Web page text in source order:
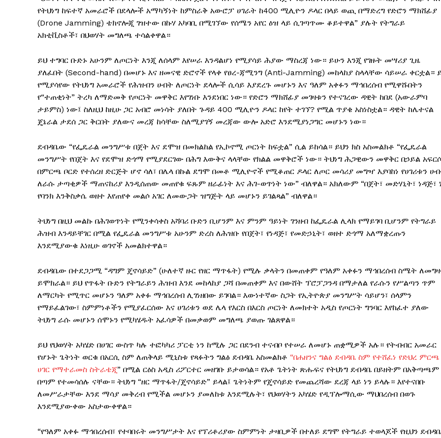
የትህነግ ከፍተኛ አመራሮች በደላሎች አማካኝነት ከምስራቅ አውሮፓ ሀገራት ከ400 ሚሊዮን ዶላር በላይ ወጪ በማድረግ የድሮን ማክሸፊያ
(Drone Jamming) ቴክኖሎጂ ገዝተው በኩሃ አካባቢ በሚገኘው የሰሜን አየር ዕዝ ላይ ሲገጣጥሙ ቆይተዋል” ያሉት የትግራይ
አክቲቪስቶች፣ በህወሃት መግለጫ ተሳልቀዋል።
ይህ ተግባር ቡድኑ አሁንም ለጦርነት እንጂ ለሰላም እየሠራ እንዳልሆነ የሚያሳይ ሕያው ማስረጃ ነው። ይሁን እንጂ የገዙት መሣሪያ ጊዜ
ያለፈበት (Second-hand) በመሆኑ እና ዘመናዊ ድሮኖች የላቀ የፀረ-ጃሚንግ (Anti-Jamming) መከላከያ ስላላቸው ሳይሠራ ቀርቷል።
የሚያሳየው የትህነግ አመራሮች የሕዝብን ሀብት ለጦርነት ደላሎች ሲሳይ እያደረጉ መሆኑን እና ዓለም አቀፉን ማኅበረሰብ የሚዋሹበትን
የ“ተጠቂነት” ትረካ ለማድመቅ የጦርነት መዋቅር እየገነቡ እንደነበር ነው። የድሮን ማክሸፊያ መገዛቱን የተናገረው ዳዊት ከበደ (አውራምባ
ታይምስ) ነው፤ ስለዚህ ከዚሁ ጋር አብሮ መነሳት ያለበት ጉዳይ 400 ሚሊዮን ዶላር ከየት ተገኘ? የሚል ጥያቄ አስነስቷል። ዳዊት ከሌተናል
ጄኔራል ታደሰ ጋር ቅርበት ያለውና መረጃ ከሳቸው ስለሚያገኝ መረጃው ውሎ አድሮ እንደሚያነጋግር መሆኑን ነው።
ደብዳቤው “የፌዴራል መንግሥቱ በጀት እና ደሞዝ በመክልከል የኢኮኖሚ ጦርነት ከፍቷል” ሲል ይከሳል። ይህን ክስ አስመልክቶ “የፌዴራል
መንግሥት የበጀት እና የደሞዝ ድጎማ የሚያደርገው በሕግ እውቅና ላላቸው የክልል መዋቅሮች ነው። ትህነግ ሕጋዊውን መዋቅር በኃይል
በምርጫ ቦርድ የተሰረዘ ድርጅት ሆኖ ሳለ፣ በሌላ በኩል ደግሞ በመቶ ሚሊዮኖች የሚቆጠር ዶላር ለጦር መሳሪያ መግዣ እያባከነ የሀገሪቱን
ለራሱ ታጣቂዎች ማጠናከሪያ እንዲሰጠው መጠየቁ ፍጹም ዘራፊነት እና ሕገ-ወጥነት ነው” ብለዋል። አክለውም “በጀት፣ መድሃኒት፣ ነዳጅ፣
የባንክ እንቅስቃሴ ወዘተ እየጠየቀ መልሶ አገር ለመውጋት ዝግጅት ላይ መሆኑን ይገልጻል” ብለዋል።
ትህነግ በዚህ መልኩ በሕገወጥነት የሚንቀሳቀስ አሻባሪ ቡድን ቢሆንም እና ምንም ዓይነት ገንዘብ ከፌዴራል ሊላክ የማይገባ ቢሆንም የትግራይ
ሕዝብ እንዳይቸገር በሚል የፌዴራል መንግሥቱ አሁንም ድረስ ለሕዝቡ የበጀት፣ የነዳጅ፣ የመድኃኒት፣ ወዘተ ድጎማ አለማቋረጡን
እንደሚያውቁ እነዚሁ ወገኖች አመልክተዋል።
ደብዳቤው በተደጋጋሚ “ዳግም ጄኖሳይድ” (ሁለተኛ ዙር የዘር ማጥፋት) የሚሉ ቃላትን በመጠቀም የዓለም አቀፉን ማኅበረሰብ ስሜት
ይሞክራል። ይህ የጥፋት ቡድን የትግራይን ሕዝብ እንደ መከላከያ ጋሻ በመጠቀም እና በውሸት ፕሮፓጋንዳ በማታለል የራሱን የሥልጣን ጥም
ለማርካት የሚጥር መሆኑን ዓለም አቀፉ ማኅበረሰብ ሊገነዘበው ይገባል። እውነተኛው ስጋት የኢትዮጵያ መንግሥት ሳይሆን፣ ሰላምን
የማይፈልገው፣ ስምምነቶችን የሚያፈርሰው እና ሀገሪቱን ወደ ሌላ የእርስ በእርስ ጦርነት ለመክተት አዲስ የጦርነት ግንባር እየከፈተ ያለው
ትህነግ ራሱ መሆኑን ሰሞኑን የሚካሄዱት አፈሳዎች በመቃወም መግለጫ ያወጡ ገልጸዋል።
ይህ የህወሃት አካሄድ በሀገር ውስጥ ካሉ ተፎካካሪ ፓርቲ ነን ከሚሉ ጋር በደንብ ተናብቦ የተሠራ ለመሆኑ ጠቋሚዎች አሉ። የትብብር አመራር
የሆኑት ጌትነት ወርቁ በአርሲ ስም ለጠቅላይ ሚኒስቱ የጻፉትን ግልፅ ደብዳቤ አስመልክቶ “በሐዘንና ግልፅ ደብዳቤ ስም የተሸፈነ የድህረ ምርጫ
ሀገር የማተራመስ ስትራቴጂ” በሚል ርዕስ አዲስ ሪፖርተር መዘገቡ ይታወሳል። የአቶ ጌትነት ጽሑፍና የትህነግ ደብዳቤ በይዘትም በአቅጣጫም
በጣም የተመሳሰሉ ናቸው። ትህነግ “ዘር ማጥፋት/ጄኖሳይድ” ይላል፤ ጌትነትም የጄኖሳይድ የመጨረሻው ደረጃ ላይ ነን ይላሉ። እየተናበቡ
ለመሥራታቸው እንደ ማሳያ መቅረብ የሚችል መሆኑን ያመለከቱ እንደሚሉት፣ የህወሃትን አካሄድ የዲፕሎማሲው ማህበረሰብ በወጉ
እንደሚያውቀው አስታውቀዋል።
“የዓለም አቀፉ ማኅበረሰብ፣ የተባበሩት መንግሥታት እና የፕሪቶሪያው ስምምነት ታዛቢዎች በተለይ ደግሞ የትግራይ ተወላጆች የዚህን ደብዳቤ